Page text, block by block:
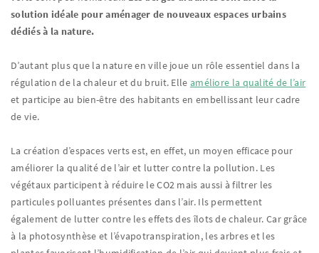
solution idéale pour aménager de nouveaux espaces urbains
dédiés à la nature.
D’autant plus que la nature en ville joue un rôle essentiel dans la
régulation de la chaleur et du bruit. Elle améliore la qualité de l’air
et participe au bien-être des habitants en embellissant leur cadre
de vie.
La création d’espaces verts est, en effet, un moyen efficace pour
améliorer la qualité de l’air et lutter contre la pollution. Les
végétaux participent à réduire le CO2 mais aussi à filtrer les
particules polluantes présentes dans l’air. Ils permettent
également de lutter contre les effets des îlots de chaleur. Car grâce
à la photosynthèse et l’évapotranspiration, les arbres et les